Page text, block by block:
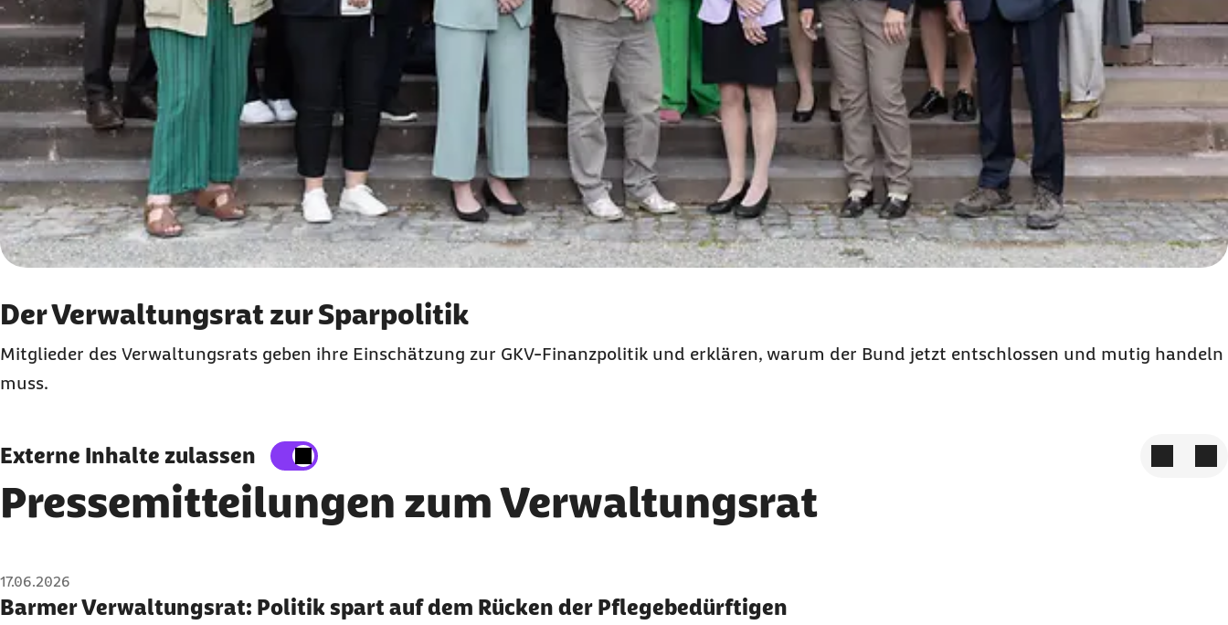
Der Verwaltungsrat zur Sparpolitik
Mitglieder des Verwaltungsrats geben ihre Einschätzung zur GKV-Finanzpolitik und erklären, warum der Bund jetzt entschlossen und mutig handeln
muss.
Externe Inhalte zulassen
Pressemitteilungen zum Verwaltungsrat
Karussell mit 22 Elementen
Element 1 von 22
17.06.2026
Barmer Verwaltungsrat: Politik spart auf dem Rücken der Pflegebedürftigen